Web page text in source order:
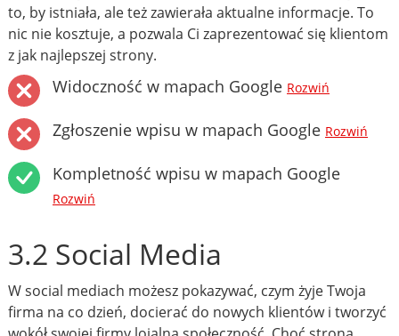
to, by istniała, ale też zawierała aktualne informacje. To
nic nie kosztuje, a pozwala Ci zaprezentować się klientom
z jak najlepszej strony.
Widoczność w mapach Google Rozwiń
Zgłoszenie wpisu w mapach Google Rozwiń
Kompletność wpisu w mapach Google
Rozwiń
3.2 Social Media
W social mediach możesz pokazywać, czym żyje Twoja
firma na co dzień, docierać do nowych klientów i tworzyć